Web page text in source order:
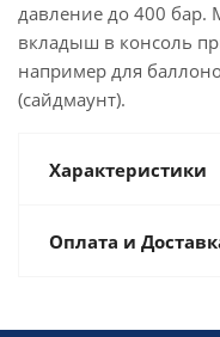
давление до 400 бар.
вкладыш в консоль
например для
(сайдмаунт).
Характеристики
Оплата и